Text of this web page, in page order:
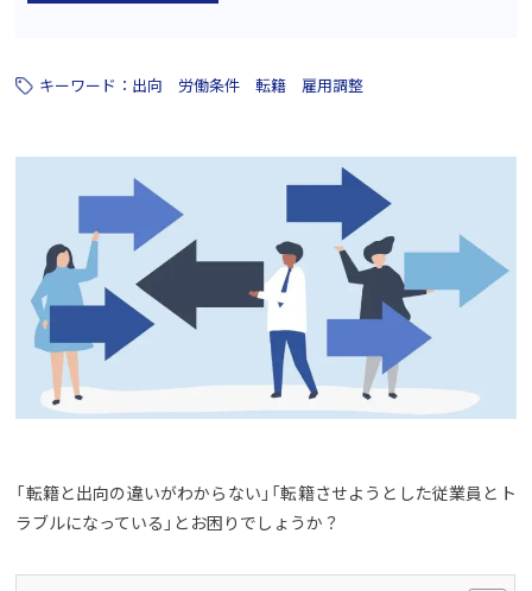
キーワード： 出向 労働条件 転籍 雇用調整
「転籍と出向の違いがわからない」「転籍させようとした従業員とト
ラブルになっている」とお困りでしょうか？